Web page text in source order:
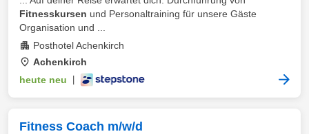
Fitnesskursen und Personaltraining für unsere Gäste
Organisation und ...
Posthotel Achenkirch
Achenkirch
heute neu
Fitness Coach m/w/d